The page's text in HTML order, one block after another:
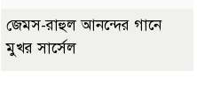
জেমস-রাহুল আনন্দের গানে
মুখর সার্সেল